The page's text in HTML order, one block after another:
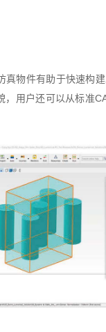
真物件有助于快速构
，用户还可以从标准